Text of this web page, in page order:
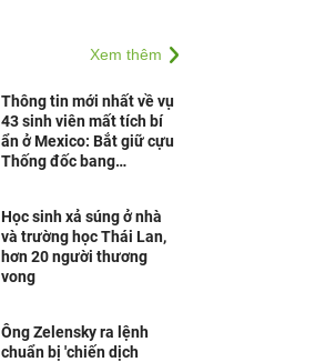
Xem thêm
Thông tin mới nhất về vụ
43 sinh viên mất tích bí
ẩn ở Mexico: Bắt giữ cựu
Thống đốc bang
Học sinh xả súng ở nhà
và trường học Thái Lan,
hơn 20 người thương
vong
Ông Zelensky ra lệnh
chuẩn bị 'chiến dịch